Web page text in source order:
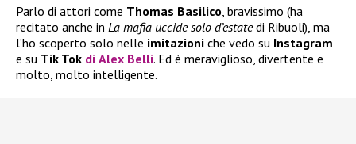
Parlo di attori come Thomas Basilico , bravissimo (ha
recitato anche in La mafia uccide solo d’estatedi Ribuoli), ma
l’ho scoperto solo nelle imitazioni che vedo su Instagram
e su Tik Tok di Alex Belli. Ed è meraviglioso, divertente e
molto, molto intelligente.